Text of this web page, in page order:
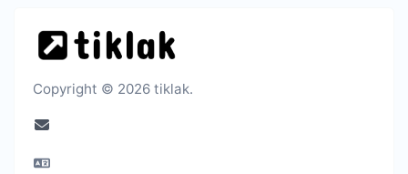
Copyright © 2026 tiklak.